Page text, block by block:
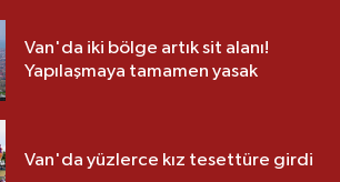
Van'da iki bölge artık sit alanı!
Yapılaşmaya tamamen yasak
Van'da yüzlerce kız tesettüre girdi